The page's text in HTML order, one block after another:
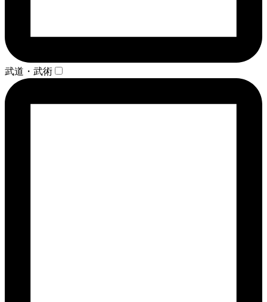
武道・武術